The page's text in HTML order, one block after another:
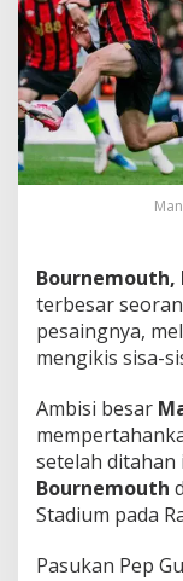
Bournemouth,
terbesar
pesaingnya,
mengikis sisa-
Ambisi besar
setelah ditahan
Bournemouth
Stadium pada
Pasukan Pep